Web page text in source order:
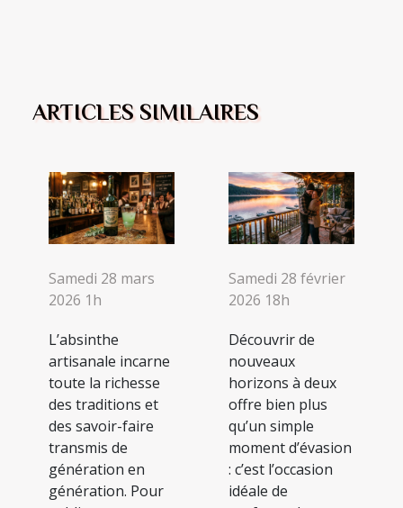
ARTICLES SIMILAIRES
Samedi 28 mars
2026 1h
L’absinthe
artisanale incarne
toute la richesse
des traditions et
des savoir-faire
transmis de
génération en
génération. Pour
Samedi 28 février
2026 18h
Découvrir de
nouveaux
horizons à deux
offre bien plus
qu’un simple
moment d’évasion
: c’est l’occasion
idéale de